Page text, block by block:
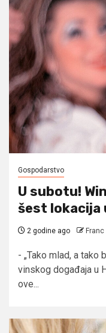
Gospodarstvo
U subotu!
šest lokacija
2 godine ago Franc
- „Tako mlad, a tako
vinskog događaja u
ove...